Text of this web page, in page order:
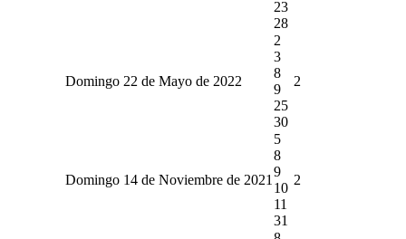
23
28
Domingo 22 de Mayo de 2022
2
3
8
9
25
30
2
Domingo 14 de Noviembre de 2021
5
8
9
10
11
31
2